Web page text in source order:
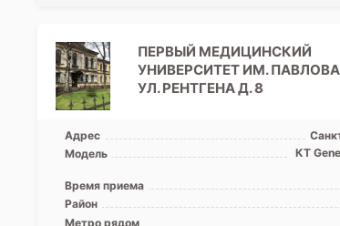
ПЕРВЫЙ МЕДИЦИНСКИЙ
УНИВЕРСИТЕТ ИМ.
УЛ. РЕНТГЕНА Д. 8
Адрес
Модель
КТ
Время приема
Район
Метро рядом